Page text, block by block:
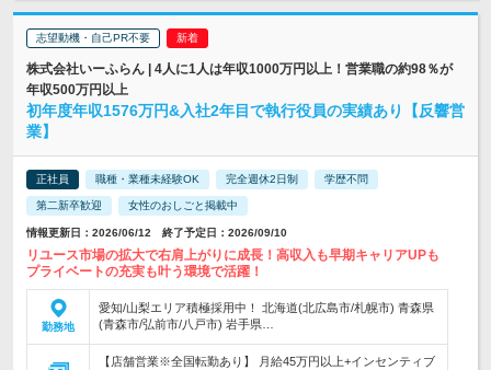
志望動機・自己PR不要
株式会社いーふらん | 4人に1人は年収1000万円以上！営業職の約98％が
年収500万円以上
初年度年収1576万円&入社2年目で執行役員の実績あり【反響営
業】
正社員 職種・業種未経験OK 完全週休2日制 学歴不問
第二新卒歓迎 女性のおしごと掲載中
情報更新日：2026/06/12 終了予定日：2026/09/10
リユース市場の拡大で右肩上がりに成長！高収入も早期キャリアUPも
プライベートの充実も叶う環境で活躍！
勤務地
愛知/山梨エリア積極採用中！ 北海道(北広島市/札幌市) 青森県
(青森市/弘前市/八戸市) 岩手県…
【店舗営業※全国転勤あり】 月給45万円以上+インセンティブ